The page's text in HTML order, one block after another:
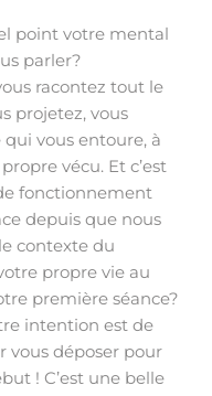
point votre mental
parler?
racontez tout le
projetez, vous
qui vous entoure, à
vécu. Et c’est
fonctionnement
depuis que nous
contexte du
propre vie au
première séance?
intention est de
vous déposer pour
! C’est une belle